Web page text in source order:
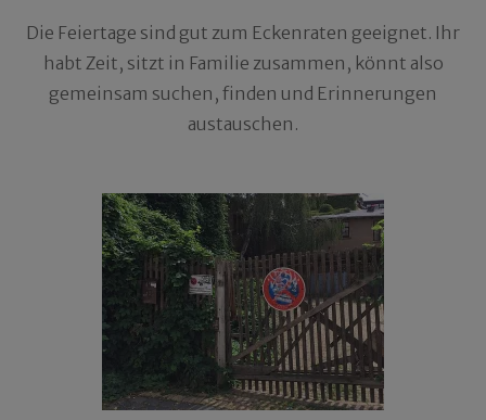
Die Feiertage sind gut zum Eckenraten geeignet. Ihr
habt Zeit, sitzt in Familie zusammen, könnt also
gemeinsam suchen, finden und Erinnerungen
austauschen.